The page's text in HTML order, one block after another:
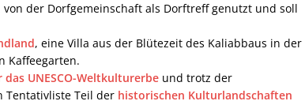
der Dorfgemeinschaft als Dorftreff genutzt und soll
, eine Villa aus der Blütezeit des Kaliabbaus in der
Kaffeegarten.
UNESCO-Weltkulturerbe und trotz der
Tentativliste Teil der historischen Kulturlandschaften